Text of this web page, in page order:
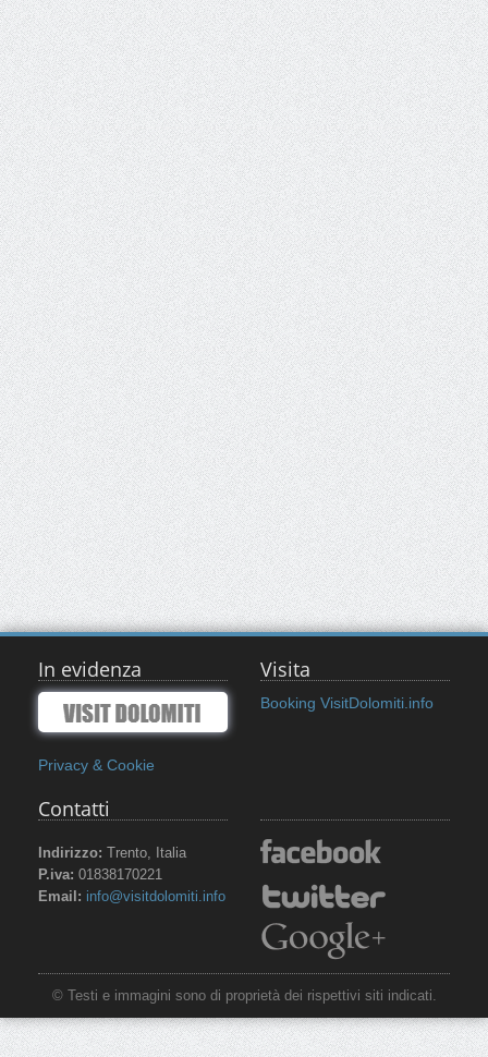
In evidenza
Privacy & Cookie
Visita
Booking VisitDolomiti.info
Contatti
Indirizzo: Trento, Italia
P.iva: 01838170221
Email: info@visitdolomiti.info
© Testi e immagini sono di proprietà dei rispettivi siti indicati.